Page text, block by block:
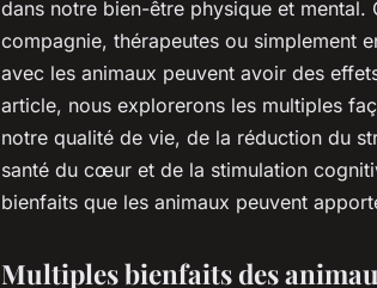
dans notre bien-être physique et
compagnie, thérapeutes ou simplement
avec les animaux peuvent avoir des
article, nous explorerons les multiples
notre qualité de vie, de la réduction du
santé du cœur et de la stimulation
bienfaits que les animaux peuvent
Multiples bienfaits des